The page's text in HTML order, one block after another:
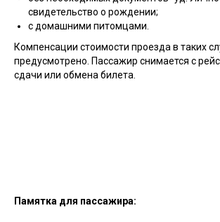
свидетельство о рождении;
с домашними питомцами.
Компенсации стоимости проезда в таких
предусмотрено. Пассажир снимается с
сдачи или обмена билета.
Памятка для пассажира: